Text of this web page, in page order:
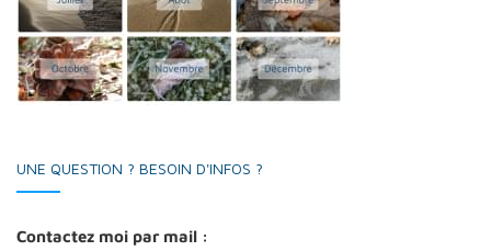
UNE QUESTION ? BESOIN D'INFOS ?
Contactez moi par mail :